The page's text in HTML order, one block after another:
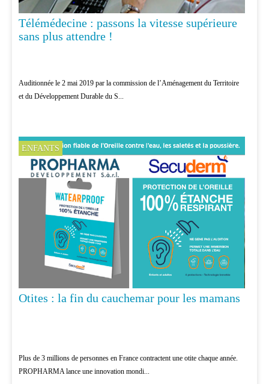
Télémédecine : passons la vitesse supérieure
sans plus attendre !
Auditionnée le 2 mai 2019 par la commission de l’Aménagement du Territoire
et du Développement Durable du S...
ENFANTS
Otites : la fin du cauchemar pour les mamans
Plus de 3 millions de personnes en France contractent une otite chaque année.
PROPHARMA lance une innovation mondi...